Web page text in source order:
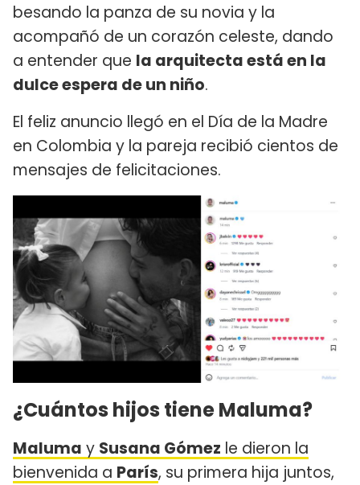
besando la panza de su novia y la
acompañó de un corazón celeste, dando
a entender que la arquitecta está en la
dulce espera de un niño.
El feliz anuncio llegó en el Día de la Madre
en Colombia y la pareja recibió cientos de
mensajes de felicitaciones.
¿Cuántos hijos tiene Maluma?
Maluma y Susana Gómez le dieron la
bienvenida a París, su primera hija juntos,